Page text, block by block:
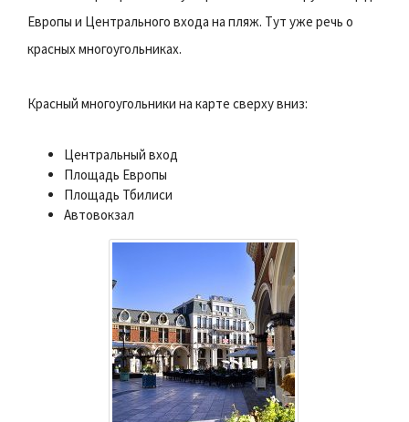
Европы и Центрального входа на пляж. Тут уже речь о
красных многоугольниках.
Красный многоугольники на карте сверху вниз:
Центральный вход
Площадь Европы
Площадь Тбилиси
Автовокзал